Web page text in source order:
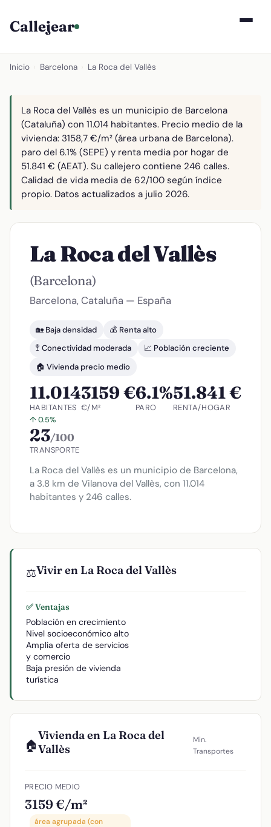
Callejear
Inicio Barcelona La Roca del Vallès
La Roca del Vallès es un municipio de Barcelona
(Cataluña) con 11.014 habitantes. Precio medio de la
vivienda: 3158,7 €/m² (área urbana de Barcelona).
paro del 6.1% (SEPE) y renta media por hogar de
51.841 € (AEAT). Su callejero contiene 246 calles.
Calidad de vida media de 62/100 según índice
propio. Datos actualizados a julio 2026.
La Roca del Vallès
(Barcelona)
Barcelona, Cataluña — España
🏡 Baja densidad
💰 Renta alto
🚏 Conectividad moderada
📈 Población creciente
🏠 Vivienda precio medio
11.014
HABITANTES
↑ 0.5%
3159 €
€/M²
6.1%
PARO
51.841 €
RENTA/HOGAR
23/100
TRANSPORTE
La Roca del Vallès es un municipio de Barcelona,
a 3.8 km de Vilanova del Vallès, con 11.014
habitantes y 246 calles.
⚖️Vivir en La Roca del Vallès
✅ Ventajas
Población en crecimiento
Nivel socioeconómico alto
Amplia oferta de servicios
y comercio
Baja presión de vivienda
turística
🏠
Vivienda en La Roca del
Vallès
Min.
Transportes
PRECIO MEDIO
3159 €/m²
área agrupada (con